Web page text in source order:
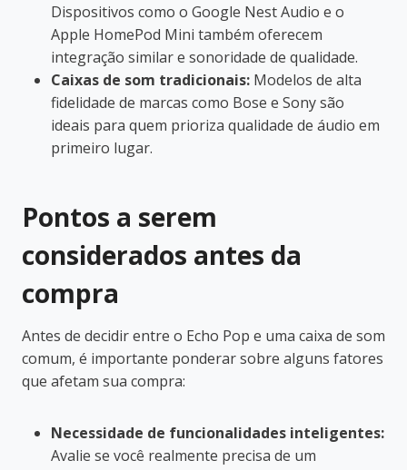
Dispositivos como o Google Nest Audio e o
Apple HomePod Mini também oferecem
integração similar e sonoridade de qualidade.
Caixas de som tradicionais: Modelos de alta
fidelidade de marcas como Bose e Sony são
ideais para quem prioriza qualidade de áudio em
primeiro lugar.
Pontos a serem
considerados antes da
compra
Antes de decidir entre o Echo Pop e uma caixa de som
comum, é importante ponderar sobre alguns fatores
que afetam sua compra:
Necessidade de funcionalidades inteligentes:
Avalie se você realmente precisa de um